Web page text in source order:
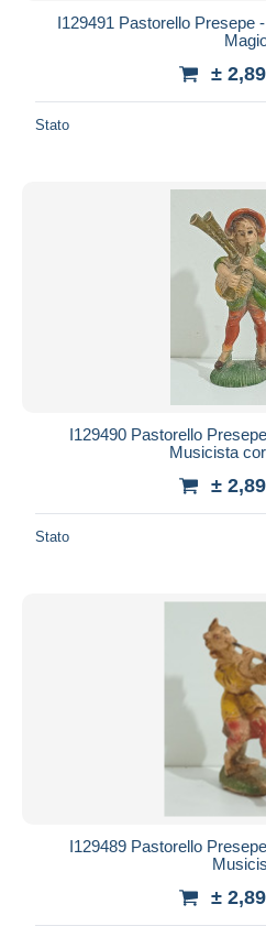
I129491 Pastorello Presepe
±
Stato
I129490 Pastorello
Musicista
±
Stato
I129489 Pastorello
±